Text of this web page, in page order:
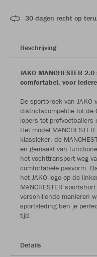
30 dagen recht op
Beschrijving
JAKO MANCHESTER
comfortabel, voor
De sportbroek van JAKO
districtscompetitie tot de
lopers tot
Het model
klassieker, de
en gemaakt van
het vochttransport weg
comfortabele pasvorm.
het JAKO-logo op de
MANCHESTER
verschillende manieren
sportkleding ben je
tijd.
Details